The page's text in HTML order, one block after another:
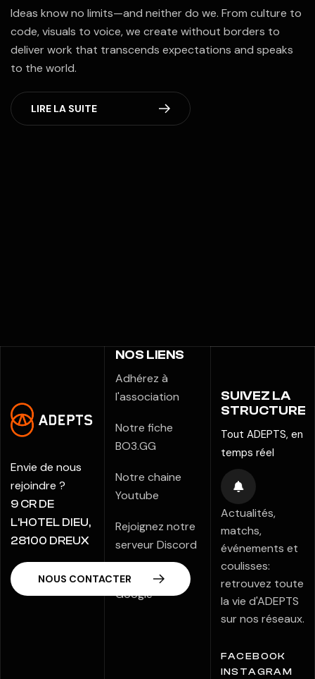
Ideas know no limits—and neither do we. From culture to
code, visuals to voice, we create without borders to
deliver work that transcends expectations and speaks
to the world.
LIRE LA SUITE
Envie de nous
rejoindre ?
9 CR DE
L’HOTEL DIEU,
28100 DREUX
NOS LIENS
Adhérez à
l'association
Notre fiche
BO3.GG
Notre chaine
Youtube
Rejoignez notre
serveur Discord
Notre fiche
Google
SUIVEZ LA
STRUCTURE
Tout ADEPTS, en
temps réel
Actualités,
matchs,
événements et
coulisses:
retrouvez toute
la vie d'ADEPTS
sur nos réseaux.
FACEBOOK
INSTAGRAM